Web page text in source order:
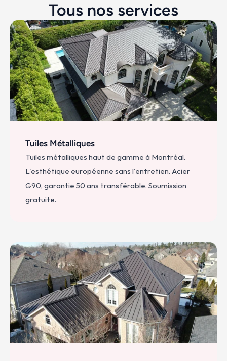
Tous nos services
Tuiles Métalliques
Tuiles métalliques haut de gamme à Montréal.
L'esthétique européenne sans l'entretien. Acier
G90, garantie 50 ans transférable. Soumission
gratuite.